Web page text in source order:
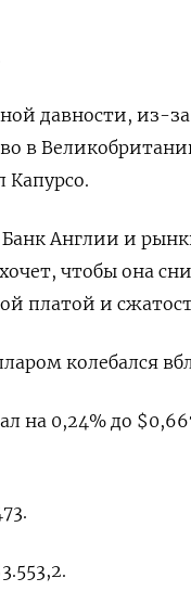
давности, из-
в
Капурсо.
Англии и
чтобы она
платой и
колебался
на 0,24% до